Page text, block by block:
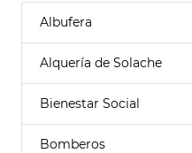
Albufera
Alquería de Solache
Bienestar Social
Bomberos